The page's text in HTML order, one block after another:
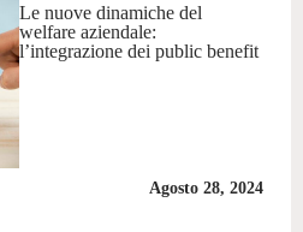
Le nuove dinamiche del
welfare aziendale:
l’integrazione dei public benefit
Agosto 28, 2024